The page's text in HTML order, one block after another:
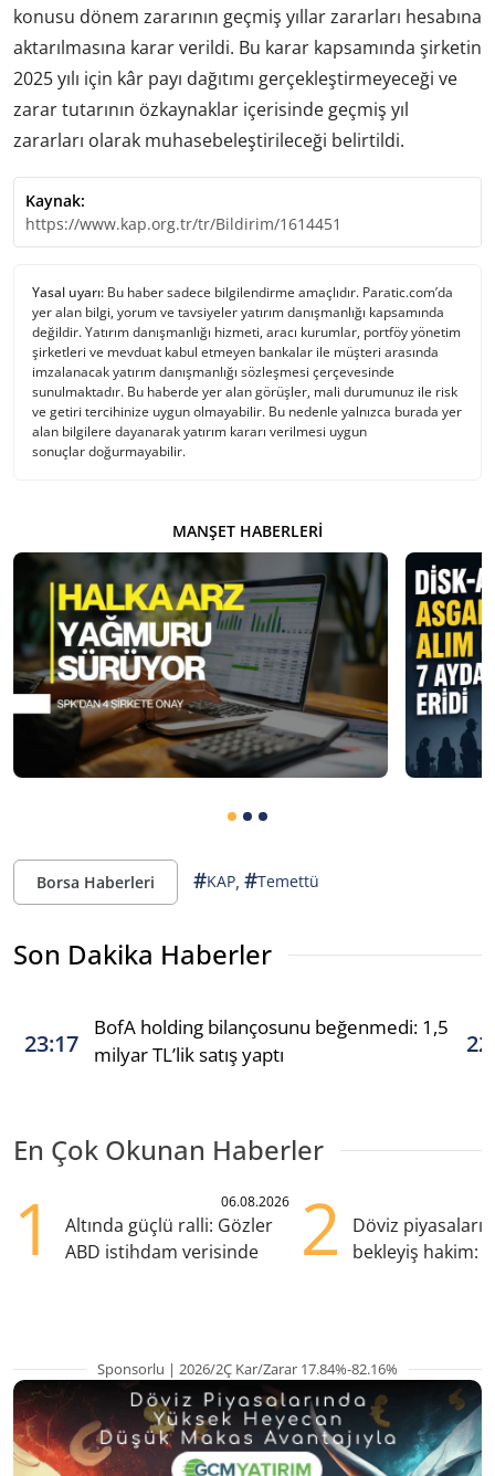
konusu dönem zararının geçmiş yıllar zararları hesabına
aktarılmasına karar verildi. Bu karar kapsamında şirketin
2025 yılı için kâr payı dağıtımı gerçekleştirmeyeceği ve
zarar tutarının özkaynaklar içerisinde geçmiş yıl
zararları olarak muhasebeleştirileceği belirtildi.
Kaynak:
https://www.kap.org.tr/tr/Bildirim/1614451
Yasal uyarı: Bu haber sadece bilgilendirme amaçlıdır. Paratic.com’da
yer alan bilgi, yorum ve tavsiyeler yatırım danışmanlığı kapsamında
değildir. Yatırım danışmanlığı hizmeti, aracı kurumlar, portföy yönetim
şirketleri ve mevduat kabul etmeyen bankalar ile müşteri arasında
imzalanacak yatırım danışmanlığı sözleşmesi çerçevesinde
sunulmaktadır. Bu haberde yer alan görüşler, mali durumunuz ile risk
ve getiri tercihinize uygun olmayabilir. Bu nedenle yalnızca burada yer
alan bilgilere dayanarak yatırım kararı verilmesi uygun
sonuçlar doğurmayabilir.
MANŞET HABERLERI
Borsa Haberleri #KAP, #Temettü
Son Dakika Haberler
23:17
BofA holding bilançosunu beğenmedi: 1,5
milyar TL’lik satış yaptı
En Çok Okunan Haberler
1 06.08.2026
Altında güçlü ralli: Gözler
ABD istihdam verisinde
2
Döviz
bekleyiş hakim:
Sponsorlu | 2026/2Ç Kar/Zarar 17.84%-82.16%